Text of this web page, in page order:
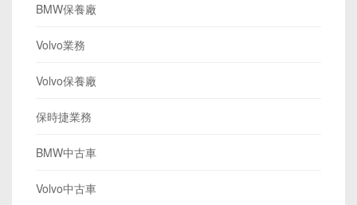
BMW保養廠
Volvo業務
Volvo保養廠
保時捷業務
BMW中古車
Volvo中古車